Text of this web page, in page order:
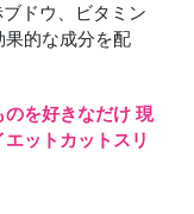
ドウ、ビタミン
果的な成分を配
を好きなだけ 現
ットカットスリ